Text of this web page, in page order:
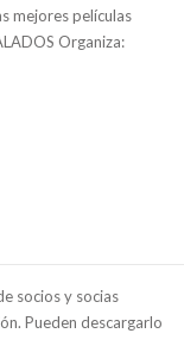
mejores películas
Organiza:
socios y socias
Pueden descargarlo